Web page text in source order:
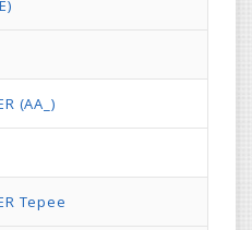
(AA_)
Tepee